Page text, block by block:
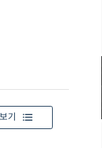
기